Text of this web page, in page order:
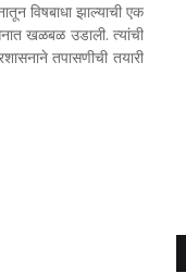
विषबाधा झाल्याची एक
खळबळ उडाली. त्यांची
तपासणीची तयारी